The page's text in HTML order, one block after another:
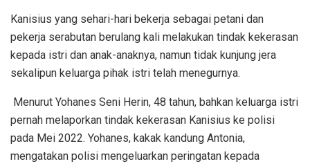
Kanisius yang sehari-hari bekerja sebagai petani dan
pekerja serabutan berulang kali melakukan tindak kekerasan
kepada istri dan anak-anaknya, namun tidak kunjung jera
sekalipun keluarga pihak istri telah menegurnya.
Menurut Yohanes Seni Herin, 48 tahun, bahkan keluarga istri
pernah melaporkan tindak kekerasan Kanisius ke polisi
pada Mei 2022. Yohanes, kakak kandung Antonia,
mengatakan polisi mengeluarkan peringatan kepada